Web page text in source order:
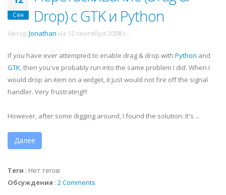
Сен
Drop) с GTK и Python
Автор Jonathan на 12 сентября 2008 г. .
If you have ever attempted to enable drag & drop with Python and
GTK, then you've probably run into the same problem I did. When I
would drop an item on a widget, it just would not fire off the signal
handler. Very frustrating!!!
However, after some digging around, I found the solution. It's ...
Далее
Теги : Нет тегов
Обсуждения : 2 Comments